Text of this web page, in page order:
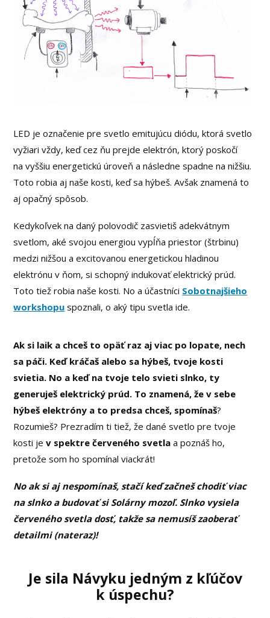
LED je označenie pre svetlo emitujúcu diódu, ktorá svetlo
vyžiari vždy, keď cez ňu prejde elektrón, ktorý poskočí
na vyššiu energetickú úroveň a následne spadne na nižšiu.
Toto robia aj naše kosti, keď sa hýbeš. Avšak znamená to
aj opačný spôsob.
Kedykoľvek na daný polovodič zasvietiš adekvátnym
svetlom, aké svojou energiou vypĺňa priestor (štrbinu)
medzi nižšou a excitovanou energetickou hladinou
elektrónu v ňom, si schopný indukovať elektrický prúd.
Toto tiež robia naše kosti. No a účastníci Sobotnajšieho
workshopu spoznali, o aký tipu svetla ide.
Ak si laik a chceš to opäť raz aj viac po lopate, nech
sa páči. Keď kráčaš alebo sa hýbeš, tvoje kosti
svietia. No a keď na tvoje telo svieti slnko, ty
generuješ elektrický prúd. To znamená, že v sebe
hýbeš elektróny a to predsa chceš, spomínaš?
Rozumieš? Prezradím ti tiež, že dané svetlo pre tvoje
kosti jev spektre červeného svetla a poznáš ho,
pretože som ho spomínal viackrát!
No ak si aj nespomínaš, stačí keď začneš chodiť viac
na slnko a budovať si Solárny mozoľ. Slnko vysiela
červeného svetla dosť, takže sa nemusíš zaoberať
detailmi (nateraz)!
Je sila Návyku jedným z kľúčov
k úspechu?